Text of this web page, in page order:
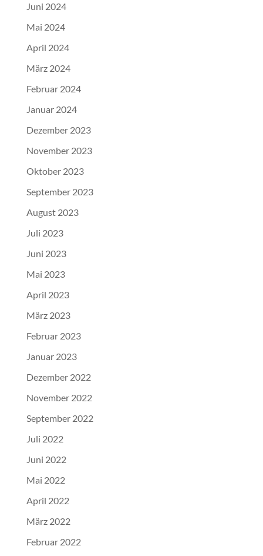
Juni 2024
Mai 2024
April 2024
März 2024
Februar 2024
Januar 2024
Dezember 2023
November 2023
Oktober 2023
September 2023
August 2023
Juli 2023
Juni 2023
Mai 2023
April 2023
März 2023
Februar 2023
Januar 2023
Dezember 2022
November 2022
September 2022
Juli 2022
Juni 2022
Mai 2022
April 2022
März 2022
Februar 2022